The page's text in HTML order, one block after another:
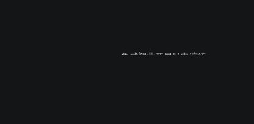
鲁威塑业开展触电演练